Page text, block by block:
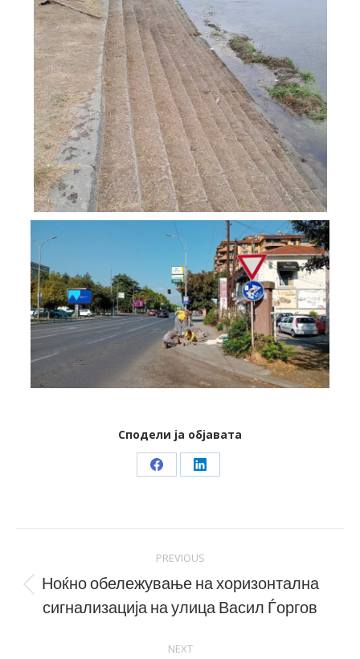
Сподели ја објавата
Share Share
navigation
PREVIOUS
Previous
post:
Ноќно обележување на хоризонтална
сигнализација на улица Васил Ѓоргов
NEXT